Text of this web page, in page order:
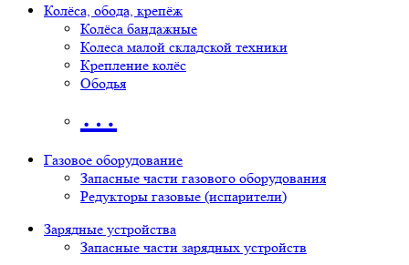
Колёса, обода, крепёж
Колёса бандажные
Колеса малой складской техники
Крепление колёс
Ободья
…
Газовое оборудование
Запасные части газового оборудования
Редукторы газовые (испарители)
Зарядные устройства
Запасные части зарядных устройств